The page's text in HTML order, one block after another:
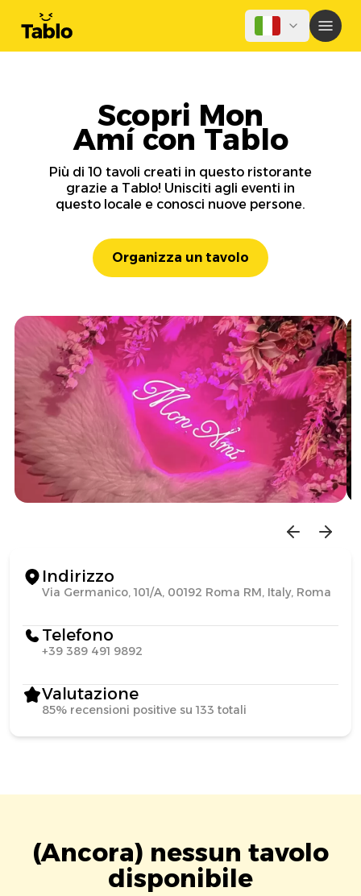
Scopri Mon
Amí con Tablo
Più di 10 tavoli creati in questo ristorante
grazie a Tablo! Unisciti agli eventi in
questo locale e conosci nuove persone.
Organizza un tavolo
Indirizzo
Via Germanico, 101/A, 00192 Roma RM, Italy, Roma
Telefono
‪+39 389 491 9892‬
Valutazione
85% recensioni positive su 133 totali
(Ancora) nessun tavolo
disponibile